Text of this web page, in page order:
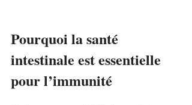
Pourquoi la santé
intestinale est essentielle
pour l’immunité